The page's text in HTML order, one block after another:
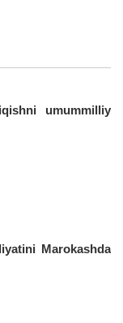
umummilliy
Marokashda